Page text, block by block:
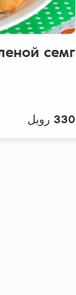
семг...
330 روبل